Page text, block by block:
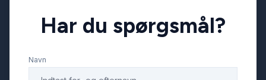
Tonede ruder
Tågelygter
Har du spørgsmål?
Navn